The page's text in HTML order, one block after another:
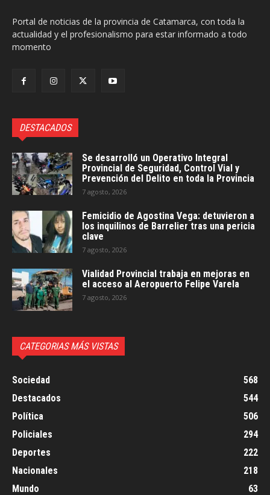
Portal de noticias de la provincia de Catamarca, con toda la
actualidad y el profesionalismo para estar informado a todo
momento
DESTACADOS
Se desarrolló un Operativo Integral
Provincial de Seguridad, Control Vial y
Prevención del Delito en toda la Provincia
7 agosto, 2026
Femicidio de Agostina Vega: detuvieron a
los inquilinos de Barrelier tras una pericia
clave
7 agosto, 2026
Vialidad Provincial trabaja en mejoras en
el acceso al Aeropuerto Felipe Varela
7 agosto, 2026
CATEGORIAS MÁS VISTAS
Sociedad
568
Destacados
544
Política
506
Policiales
294
Deportes
222
Nacionales
218
Mundo
63